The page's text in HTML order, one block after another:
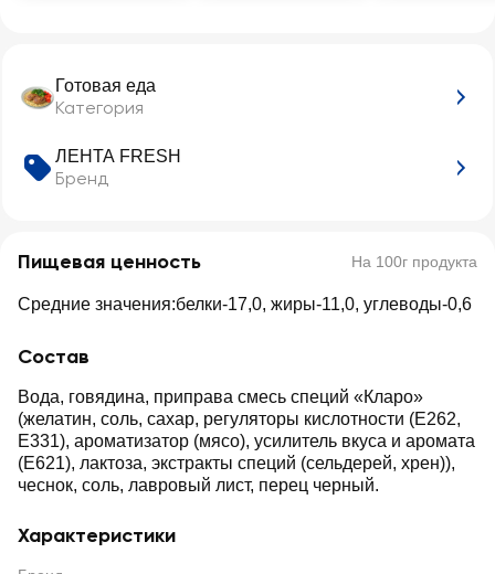
Готовая еда
Категория
ЛЕНТА FRESH
Бренд
Пищевая ценность На 100г продукта
Средние значения:белки-17,0, жиры-11,0, углеводы-0,6
Состав
Вода, говядина, приправа смесь специй «Кларо»
(желатин, соль, сахар, регуляторы кислотности (Е262,
Е331), ароматизатор (мясо), усилитель вкуса и аромата
(Е621), лактоза, экстракты специй (сельдерей, хрен)),
чеснок, соль, лавровый лист, перец черный.
Характеристики